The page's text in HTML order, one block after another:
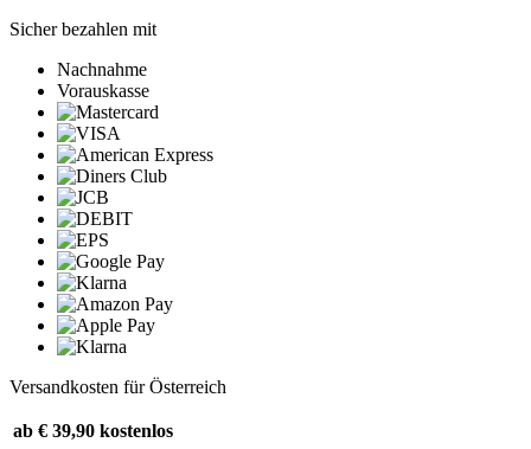
Sicher bezahlen mit
Nachnahme
Vorauskasse
Versandkosten für Österreich
ab € 39,90 kostenlos